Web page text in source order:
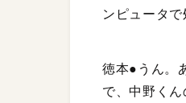
ンピュータ
徳本●うん。
で、中野く